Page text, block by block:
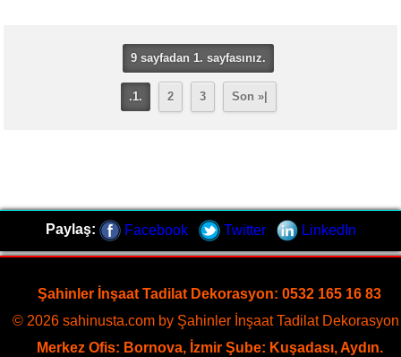
9 sayfadan 1. sayfasınız.
.1. 2 3 Son »|
Paylaş: Facebook Twitter LinkedIn
Şahinler İnşaat Tadilat Dekorasyon: 0532 165 16 83
© 2026 sahinusta.com by Şahinler İnşaat Tadilat
Merkez Ofis: Bornova, İzmir Şube: Kuşadası, Aydın.